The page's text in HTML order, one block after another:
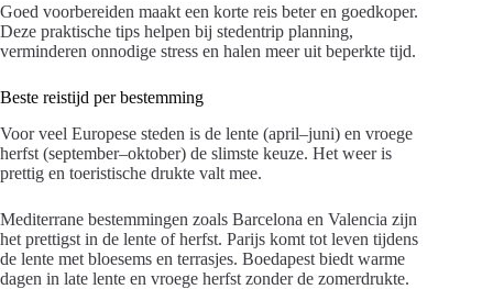
Goed voorbereiden maakt een korte reis beter en goedkoper.
Deze praktische tips helpen bij stedentrip planning,
verminderen onnodige stress en halen meer uit beperkte tijd.
Beste reistijd per bestemming
Voor veel Europese steden is de lente (april–juni) en vroege
herfst (september–oktober) de slimste keuze. Het weer is
prettig en toeristische drukte valt mee.
Mediterrane bestemmingen zoals Barcelona en Valencia zijn
het prettigst in de lente of herfst. Parijs komt tot leven tijdens
de lente met bloesems en terrasjes. Boedapest biedt warme
dagen in late lente en vroege herfst zonder de zomerdrukte.